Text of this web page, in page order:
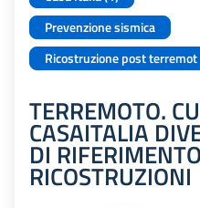
Prevenzione sismica
Ricostruzione post terremot
TERREMOTO.
CASAITALIA
DI
RICOSTRUZIONI